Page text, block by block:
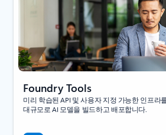
Foundry Tools
미리 학습된 API 및 사용자 지정 가능한 인프라
대규모로 AI 모델을 빌드하고 배포합니다.